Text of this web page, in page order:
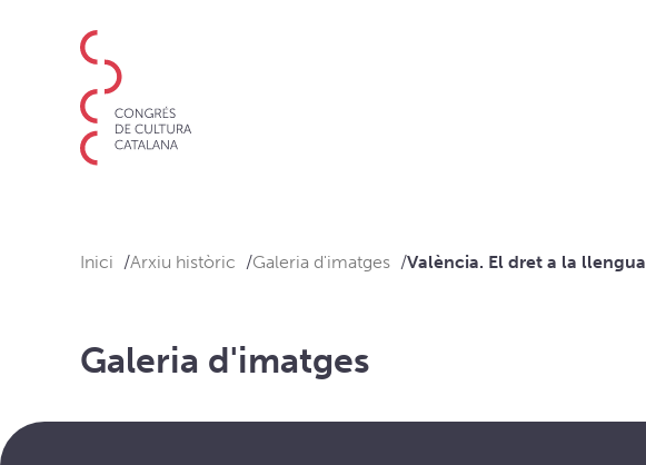
Inici Arxiu històric Galeria d'imatges València. El dret a la llengua
Galeria d'imatges